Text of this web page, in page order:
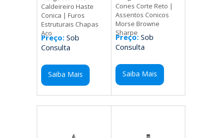
Caldeireiro Haste
Conica | Furos
Estruturais Chapas
Aco
Preço: Sob
Consulta
Saiba Mais
Cones Corte Reto |
Assentos Conicos
Morse Browne
Sharpe
Preço:Sob
Consulta
Saiba Mais